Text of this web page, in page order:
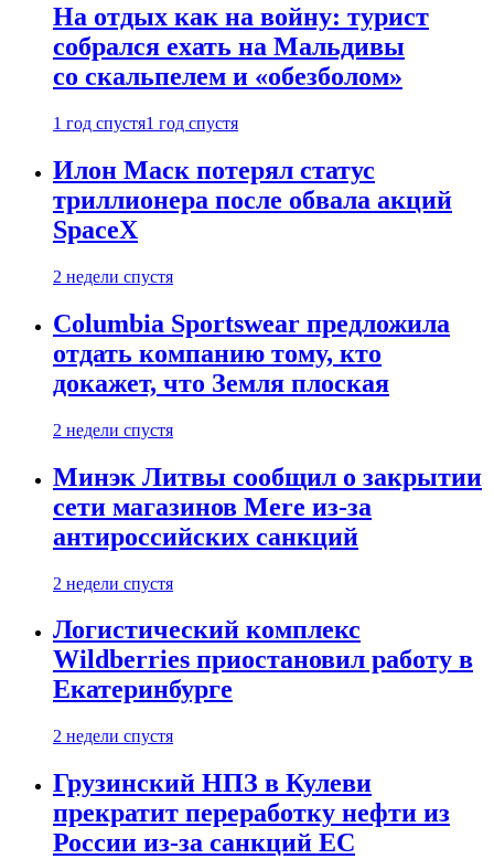
На отдых как на войну: турист
собрался ехать на Мальдивы
со скальпелем и «обезболом»
1 год спустя1 год спустя
Илон Маск потерял статус
триллионера после обвала акций
SpaceX
2 недели спустя
Columbia Sportswear предложила
отдать компанию тому, кто
докажет, что Земля плоская
2 недели спустя
Минэк Литвы сообщил о закрытии
сети магазинов Mere из-за
антироссийских санкций
2 недели спустя
Логистический комплекс
Wildberries приостановил работу в
Екатеринбурге
2 недели спустя
Грузинский НПЗ в Кулеви
прекратит переработку нефти из
России из-за санкций ЕС